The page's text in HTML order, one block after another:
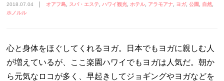
2018.07.04 オアフ島 スパ・エステ ハワイ観光 ホテル アラモアナ ヨガ 公園
自然
ホノルル
心と身体をほぐしてくれるヨガ。日本でもヨガに親しむ人
が増えているが、ここ楽園ハワイでもヨガは人気だ。朝か
ら元気なロコが多く、早起きしてジョギングやヨガなどを